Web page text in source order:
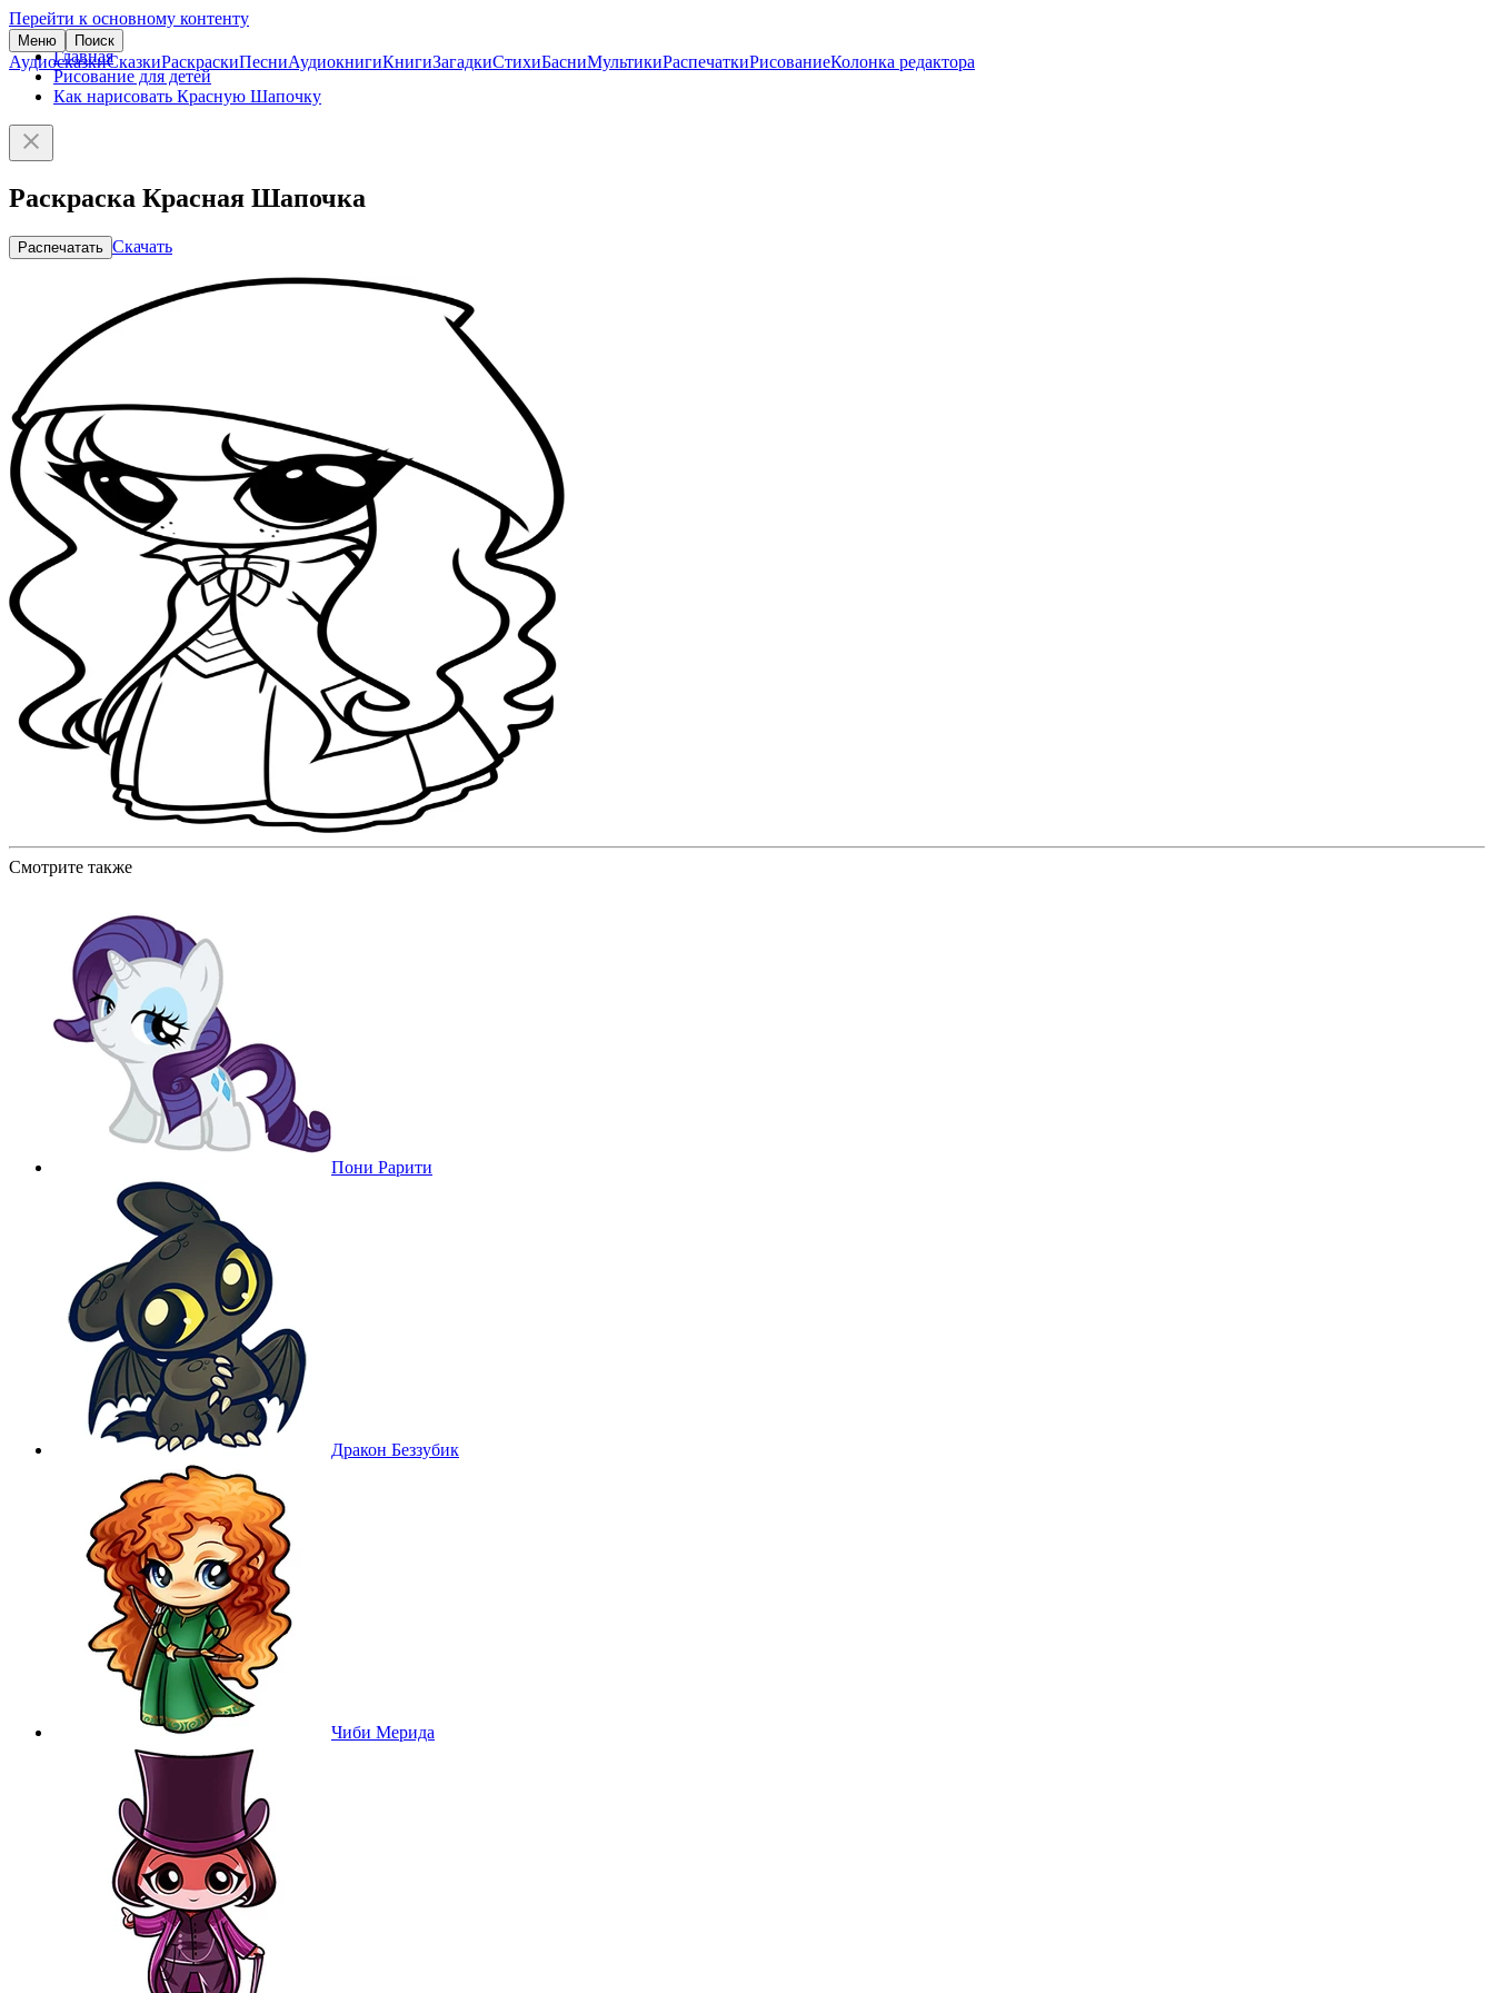
Перейти к основному контенту
Меню Поиск
АудиосказкиСказкиРаскраскиПесниАудиокнигиКнигиЗагадкиСтихиБасниМультикиРаспечаткиРисованиеКолонка редактора
Главная
Рисование для детей
Как нарисовать Красную Шапочку
Раскраска Красная Шапочка
Распечатать Скачать
Смотрите также
Пони Рарити
Дракон Беззубик
Чиби Мерида